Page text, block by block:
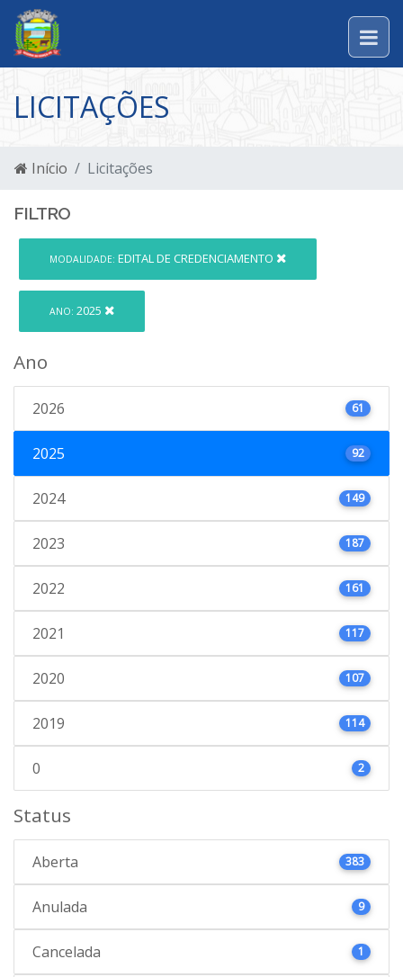
LICITAÇÕES
Início Licitações
FILTRO
MODALIDADE: EDITAL DE CREDENCIAMENTO
ANO: 2025
Ano
2026 61
2025 92
2024 149
2023 187
2022 161
2021 117
2020 107
2019 114
0 2
Status
Aberta 383
Anulada 9
Cancelada 1